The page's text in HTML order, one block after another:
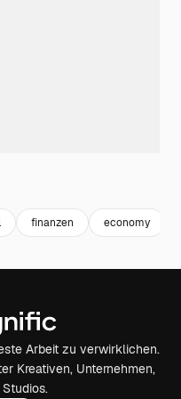
finanzen economy
Arbeit zu verwirklichen.
Kreativen, Unternehmen,